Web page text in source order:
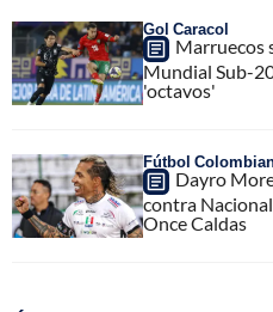
Gol Caracol
Marruecos
Mundial Sub-
'octavos'
Fútbol
Dayro
contra
Once Caldas